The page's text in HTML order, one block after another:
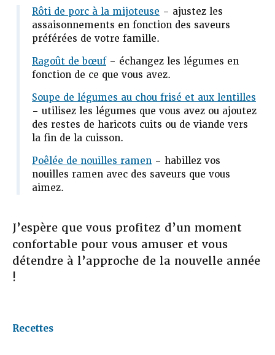
Rôti de porc à la mijoteuse – ajustez les
assaisonnements en fonction des saveurs
préférées de votre famille.
Ragoût de bœuf– échangez les légumes en
fonction de ce que vous avez.
Soupe de légumes au chou frisé et aux lentilles
– utilisez les légumes que vous avez ou ajoutez
des restes de haricots cuits ou de viande vers
la fin de la cuisson.
Poêlée de nouilles ramen – habillez vos
nouilles ramen avec des saveurs que vous
aimez.
J’espère que vous profitez d’un moment
confortable pour vous amuser et vous
détendre à l’approche de la nouvelle année
!
Recettes